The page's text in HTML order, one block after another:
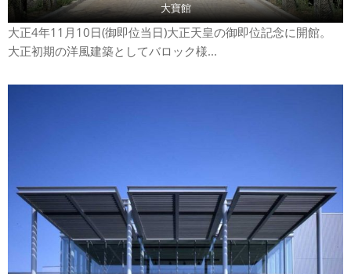
大寶館
大正4年11月10日(御即位当日)大正天皇の御即位記念に開館。
大正初期の洋風建築としてバロック様...